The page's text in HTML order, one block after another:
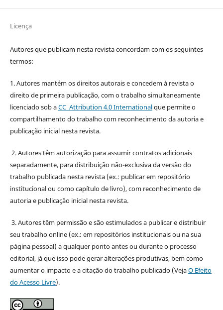
Licença
Autores que publicam nesta revista concordam com os seguintes
termos:
1. Autores mantém os direitos autorais e concedem à revista o
direito de primeira publicação, com o trabalho simultaneamente
licenciado sob aCC Attribution 4.0 Internationalque permite o
compartilhamento do trabalho com reconhecimento da autoria e
publicação inicial nesta revista.
2. Autores têm autorização para assumir contratos adicionais
separadamente, para distribuição não-exclusiva da versão do
trabalho publicada nesta revista (ex.: publicar em repositório
institucional ou como capítulo de livro), com reconhecimento de
autoria e publicação inicial nesta revista.
3. Autores têm permissão e são estimulados a publicar e distribuir
seu trabalho online (ex.: em repositórios institucionais ou na sua
página pessoal) a qualquer ponto antes ou durante o processo
editorial, já que isso pode gerar alterações produtivas, bem como
aumentar o impacto e a citação do trabalho publicado (VejaO Efeito
do Acesso Livre).